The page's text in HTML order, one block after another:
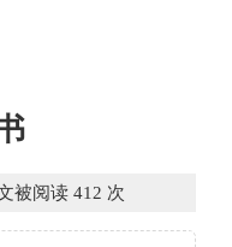
被阅读 412 次